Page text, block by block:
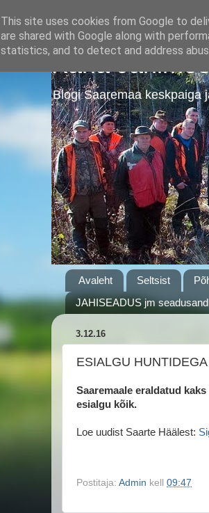
Kärla
Blogi Saaremaa keskpaiga
Avaleht Seltsist
JAHISEADUS jm
3.12.16
ESIALGU
Saaremaale eraldatud
esialgu kõik.
Loe uudist Saarte Häälest:
Postitaja: Admin kell 09:47
This site uses cookies from Google to
are shared with Google along with
statistics, and to detect and address